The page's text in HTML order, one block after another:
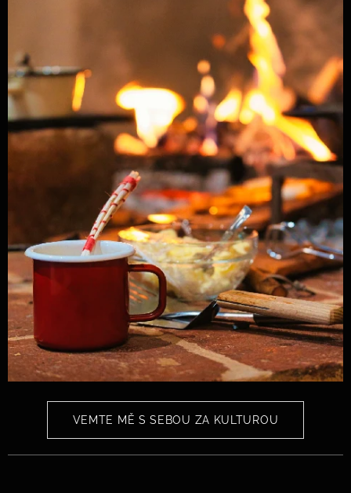
VEMTE MĚ S SEBOU ZA KULTUROU